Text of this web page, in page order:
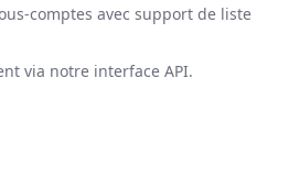
comptes avec support de liste
via notre interface API.